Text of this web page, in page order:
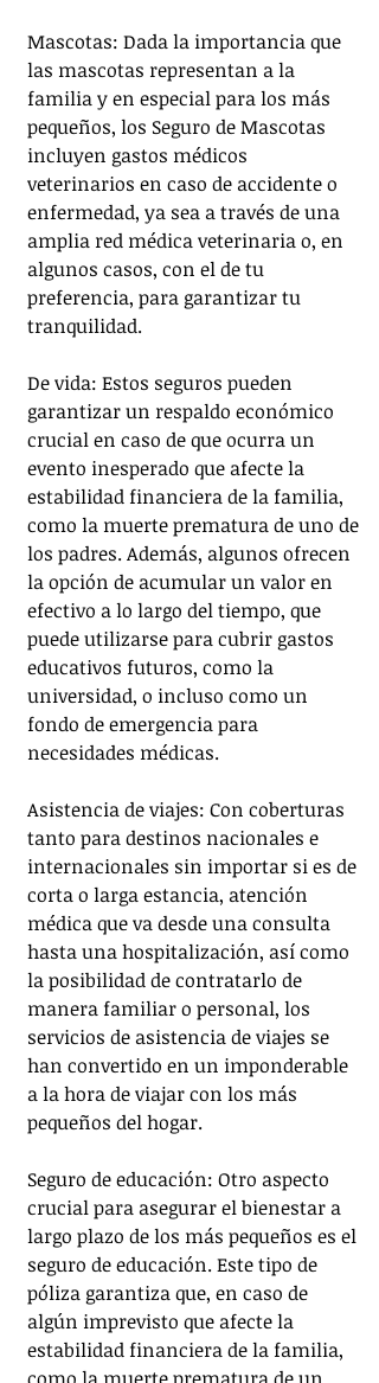
Mascotas: Dada la importancia que
las mascotas representan a la
familia y en especial para los más
pequeños, los Seguro de Mascotas
incluyen gastos médicos
veterinarios en caso de accidente o
enfermedad, ya sea a través de una
amplia red médica veterinaria o, en
algunos casos, con el de tu
preferencia, para garantizar tu
tranquilidad.
De vida: Estos seguros pueden
garantizar un respaldo económico
crucial en caso de que ocurra un
evento inesperado que afecte la
estabilidad financiera de la familia,
como la muerte prematura de uno de
los padres. Además, algunos ofrecen
la opción de acumular un valor en
efectivo a lo largo del tiempo, que
puede utilizarse para cubrir gastos
educativos futuros, como la
universidad, o incluso como un
fondo de emergencia para
necesidades médicas.
Asistencia de viajes: Con coberturas
tanto para destinos nacionales e
internacionales sin importar si es de
corta o larga estancia, atención
médica que va desde una consulta
hasta una hospitalización, así como
la posibilidad de contratarlo de
manera familiar o personal, los
servicios de asistencia de viajes se
han convertido en un imponderable
a la hora de viajar con los más
pequeños del hogar.
Seguro de educación: Otro aspecto
crucial para asegurar el bienestar a
largo plazo de los más pequeños es el
seguro de educación. Este tipo de
póliza garantiza que, en caso de
algún imprevisto que afecte la
estabilidad financiera de la familia,